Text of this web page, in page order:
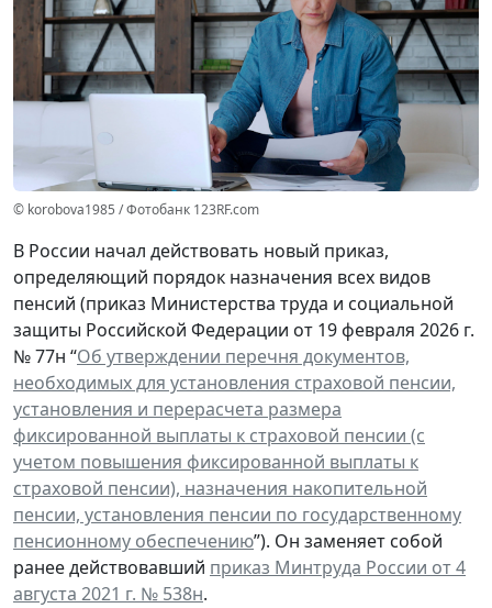
© korobova1985 / Фотобанк 123RF.com
В России начал действовать новый приказ,
определяющий порядок назначения всех видов
пенсий (приказ Министерства труда и социальной
защиты Российской Федерации от 19 февраля 2026 г.
№ 77н “Об утверждении перечня документов,
необходимых для установления страховой пенсии,
установления и перерасчета размера
фиксированной выплаты к страховой пенсии (с
учетом повышения фиксированной выплаты к
страховой пенсии), назначения накопительной
пенсии, установления пенсии по государственному
пенсионному обеспечению”). Он заменяет собой
ранее действовавший приказ Минтруда России от 4
августа 2021 г. № 538н.